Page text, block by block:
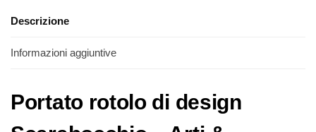
Descrizione
Informazioni aggiuntive
Portato rotolo di design